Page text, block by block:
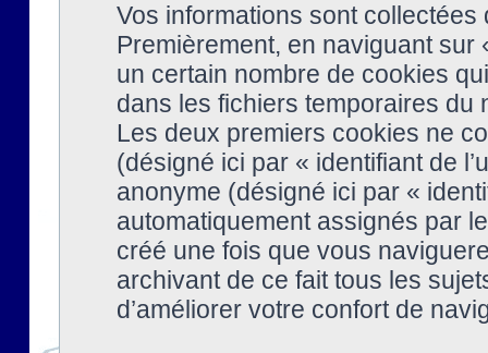
Vos informations sont
Premièrement, en naviguant
un certain nombre de cookies
dans les fichiers temporaires du
Les deux premiers cookies ne
(désigné ici par « identifiant de
anonyme (désigné ici par «
automatiquement assignés par
créé une fois que vous
archivant de ce fait tous les
d’améliorer votre confort de